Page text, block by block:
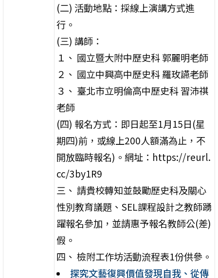
(二) 活動地點：採線上演講方式進
行。
(三) 講師：
１、 國立暨大附中歷史科 郭麗明老師
２、 國立中興高中歷史科 羅玫讌老師
３、 臺北市立明倫高中歷史科 習沛祺
老師
(四) 報名方式：即日起至1月15日(星
期四)前，或線上200人額滿為止，不
開放臨時報名)。網址：https://reurl.
cc/3by1R9
三、 請貴校轉知並鼓勵歷史科及關心
性別教育議題、SEL課程設計之教師踴
躍報名參加，並請惠予報名教師公(差)
假。
四、 檢附工作坊活動流程表1份供參。
探究文藝復興價值發現自我、從傳